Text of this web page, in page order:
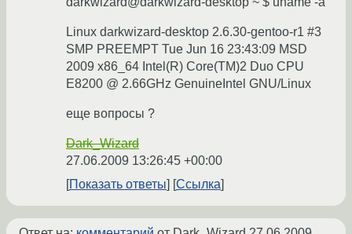
Linux darkwizard-desktop 2.6.30-gentoo-r1 #3
SMP PREEMPT Tue Jun 16 23:43:09 MSD
2009 x86_64 Intel(R) Core(TM)2 Duo CPU
E8200 @ 2.66GHz GenuineIntel GNU/Linux
еще вопросы ?
Dark_Wizard
27.06.2009 13:26:45 +00:00
Показать ответы
Ссылка